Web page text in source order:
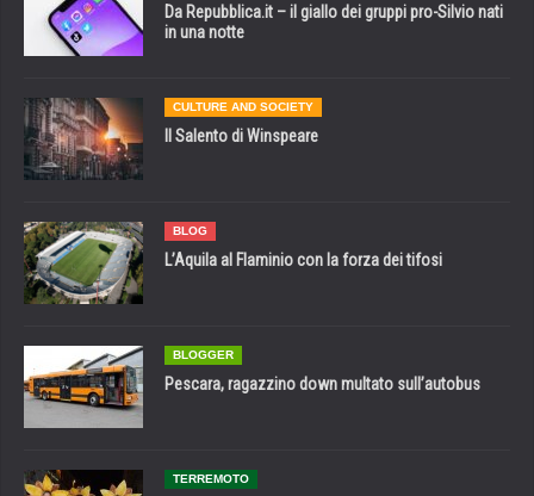
Da Repubblica.it – il giallo dei gruppi pro-Silvio nati
in una notte
CULTURE AND SOCIETY
Il Salento di Winspeare
BLOG
L’Aquila al Flaminio con la forza dei tifosi
BLOGGER
Pescara, ragazzino down multato sull’autobus
TERREMOTO